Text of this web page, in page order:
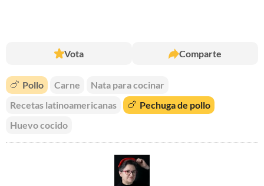
Vota Comparte
🍗 Pollo Carne
Nata para cocinar
Recetas latinoamericanas
🍗 Pechuga de pollo
Huevo cocido